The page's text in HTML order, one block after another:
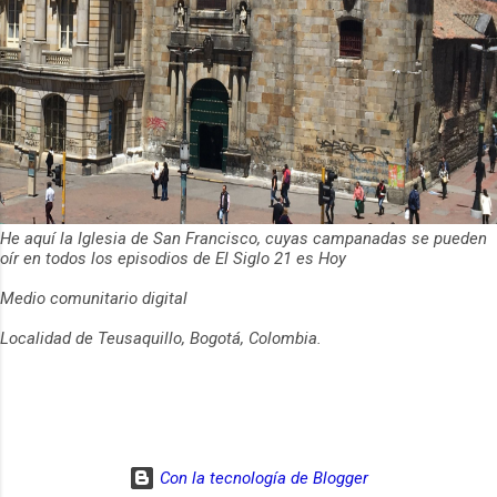
He aquí la Iglesia de San Francisco, cuyas campanadas se pueden
oír en todos los episodios de El Siglo 21 es Hoy
Medio comunitario digital
Localidad de Teusaquillo, Bogotá, Colombia.
Con la tecnología de Blogger